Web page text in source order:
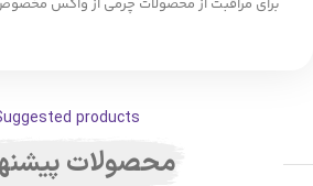
برای مراقبت از محصولات چرمی از واکس
products
محصولات